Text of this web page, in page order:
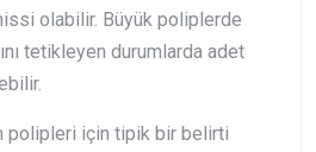
olabilir. Büyük poliplerde
tetikleyen durumlarda adet
polipleri için tipik bir belirti